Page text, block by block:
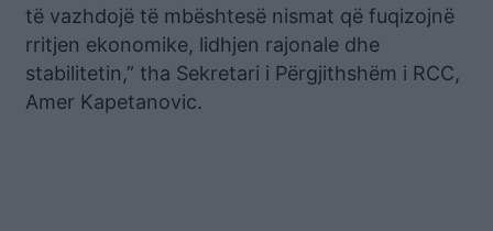
të vazhdojë të mbështesë nismat që fuqizojnë
rritjen ekonomike, lidhjen rajonale dhe
stabilitetin,” tha Sekretari i Përgjithshëm i RCC,
Amer Kapetanovic.